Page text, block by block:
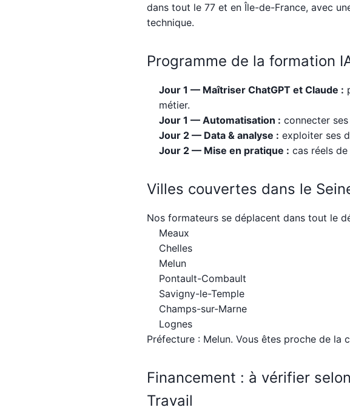
dans tout le 77 et en Île-de-France, avec
technique.
Programme de la formation
Jour 1 — Maîtriser ChatGPT et Claude :
métier.
Jour 1 — Automatisation : connecter
Jour 2 — Data & analyse : exploiter ses
Jour 2 — Mise en pratique : cas réels
Villes couvertes dans le
Nos formateurs se déplacent dans tout le
Meaux
Chelles
Melun
Pontault-Combault
Savigny-le-Temple
Champs-sur-Marne
Lognes
Préfecture : Melun. Vous êtes proche de la
Financement : à vérifier
Travail